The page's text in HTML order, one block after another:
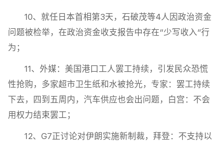
10、就任日本首相第3天，石破茂等4人因政治资金
问题被检举，在政治资金收支报告中存在“少写收入“行
为；
11、外媒：美国港口工人罢工持续，引发民众恐慌
性抢购，多家超市卫生纸和水被抢光，专家：罢工持续
下去，四到五周内，汽车供应也会出问题，白宫：不会
用权力结束罢工；
12、G7正讨论对伊朗实施新制裁，拜登：不支持以